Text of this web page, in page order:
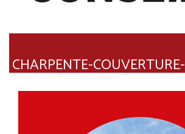
CHARPENTE-